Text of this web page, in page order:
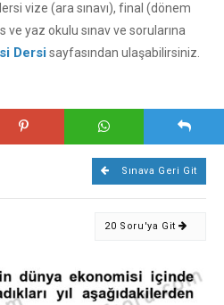
vize (ara sınavı), final (dönem
ve yaz okulu sınav ve sorularına
Dersisayfasından ulaşabilirsiniz.
Sınava Geri Git
20 Soru'ya Git